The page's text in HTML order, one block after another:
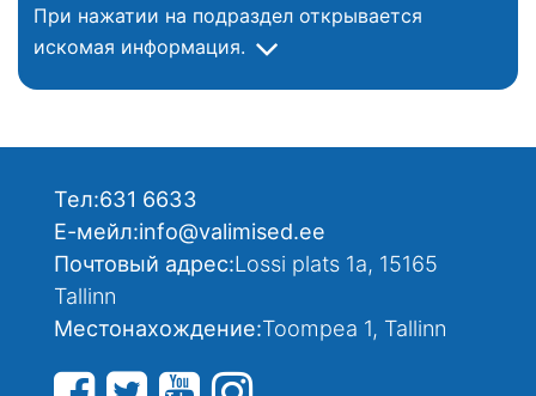
При нажатии на подраздел открывается
искомая информация.
Тел:631 6633
Е-мейл:info@valimised.ee
Почтовый адрес:Lossi plats 1a, 15165
Tallinn
Местонахождение:Toompea 1, Tallinn